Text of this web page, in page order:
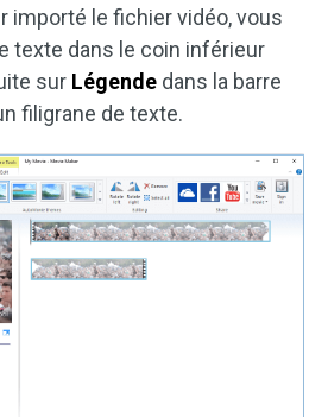
importé le fichier vidéo, vous
texte dans le coin inférieur
sur Légende dans la barre
filigrane de texte.